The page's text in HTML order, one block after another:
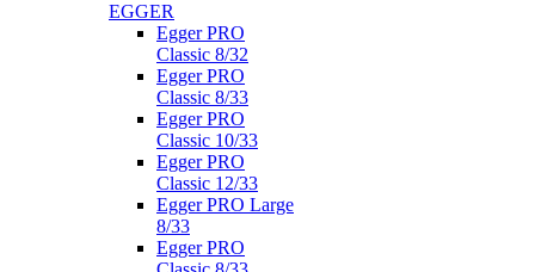
EGGER
Egger PRO
Classic 8/32
Egger PRO
Classic 8/33
Egger PRO
Classic 10/33
Egger PRO
Classic 12/33
Egger PRO Large
8/33
Egger PRO